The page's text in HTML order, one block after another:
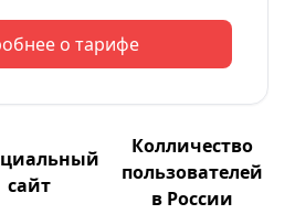
о тарифе
сайт
Колличество
пользователей
в России